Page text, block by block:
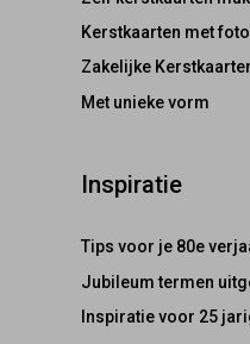
Kerstkaarten met foto
Zakelijke
Met unieke vorm
Inspiratie
Tips voor je 80e
Jubileum termen
Inspiratie voor 25